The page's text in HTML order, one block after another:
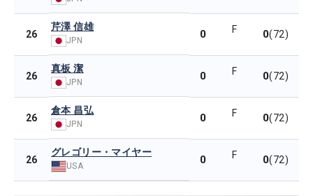
26
芹澤 信雄
JPN 0 F 0(72)
26
真板 潔
JPN 0 F 0(72)
26
倉本 昌弘
JPN 0 F 0(72)
26
グレゴリー・マイヤー
USA 0 F 0(72)